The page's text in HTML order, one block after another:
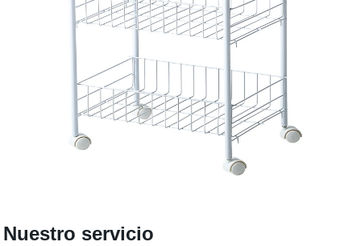
Nuestro servicio